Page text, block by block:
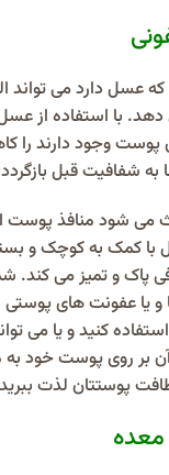
عسل دارد می تواند
با استفاده از
پوست وجود دارند را
شفافیت قبل
شود منافذ پوست
با کمک به کوچک و
پاک و تمیز می کند.
و یا عفونت های
کنید و یا می
بر روی پوست خود
پوستتان لذت